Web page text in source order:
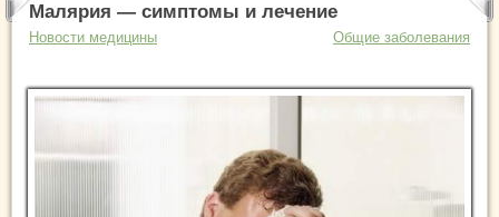
Малярия — симптомы и лечение
Новости медицины Общие заболевания